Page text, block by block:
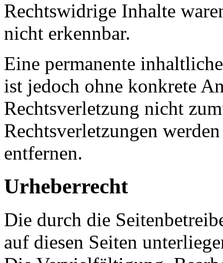
Rechtswidrige Inhalte
nicht erkennbar.
Eine permanente
ist jedoch ohne konkrete
Rechtsverletzung nicht
Rechtsverletzungen
entfernen.
Urheberrecht
Die durch die
auf diesen Seiten